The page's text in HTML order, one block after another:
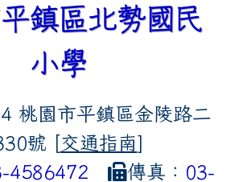
鎮區北勢國民
小學
桃園市平鎮區金陵路二
號 [交通指南]
4586472 傳真： 03-